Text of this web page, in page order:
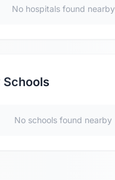
No hospitals found nearby
Schools
No schools found nearby